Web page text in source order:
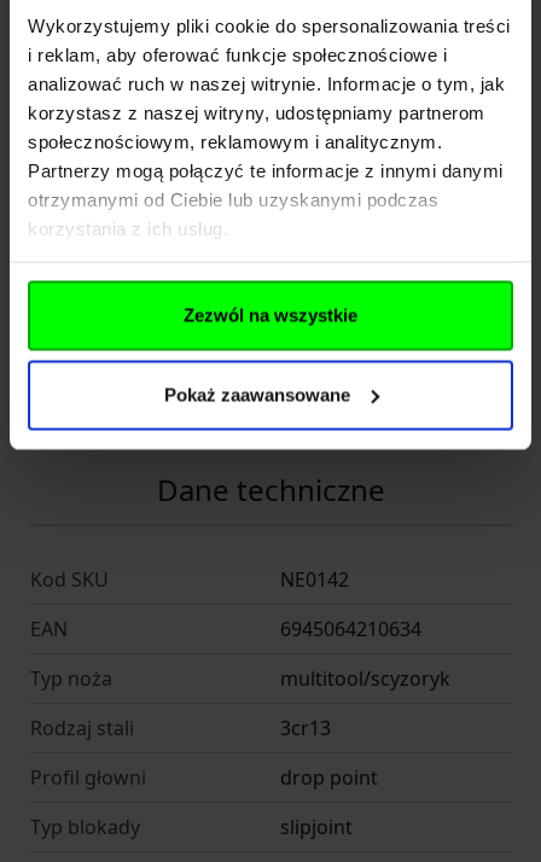
Wykorzystujemy pliki cookie do spersonalizowania treści
i reklam, aby oferować funkcje społecznościowe i
analizować ruch w naszej witrynie. Informacje o tym, jak
korzystasz z naszej witryny, udostępniamy partnerom
społecznościowym, reklamowym i analitycznym.
Partnerzy mogą połączyć te informacje z innymi danymi
otrzymanymi od Ciebie lub uzyskanymi podczas
korzystania z ich usług.
Zezwól na wszystkie
Pokaż zaawansowane
Specyfikacja techniczna:
Liczba funkcji 4 (ostrze, nożyczki, pilnik,
śrubokręt)
Materiał narzędzi Stal nierdzewna 420J2
Materiał obudowy Stop aluminium 5052
Długość całkowita 15,2 cm (po rozłożeniu)
Waga ok. 29 g
Kolor Czerwony
Dlaczego warto wybrać NexTool NE0143?
- Minimalistyczny design i ultrakompaktowe
wymiary – idealny do codziennego noszenia
- 4 funkcje zamknięte w jednym – zawsze
gotowe do działania
- Bezpieczna, składana konstrukcja – wygoda i
- Idealny na prezent, do samochodu, biura,
podróży czy codziennego użytku
Podsumowanie:
Dane techniczne
Kod SKU
NE0142
EAN
6945064210634
Typ noża
multitool/scyzoryk
Rodzaj stali
3cr13
Profil głowni
drop point
Typ blokady
slipjoint